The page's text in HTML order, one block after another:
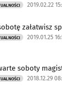
2019.02.22
załatwisz
2019.01.25
soboty
2018.12.29